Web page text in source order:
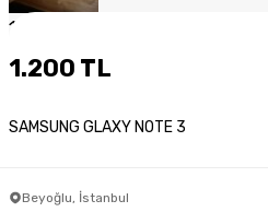
1
1.200 TL
SAMSUNG GLAXY NOTE 3
Beyoğlu, İstanbul